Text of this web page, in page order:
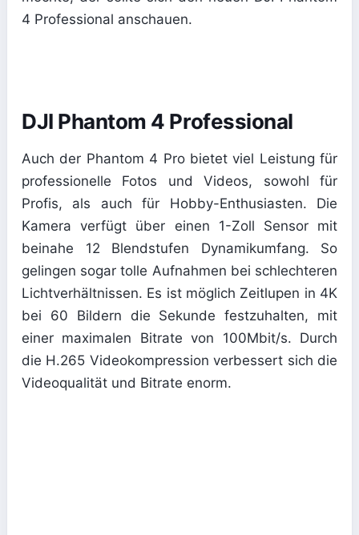
4 Professional anschauen.
DJI Phantom 4 Professional
Auch der Phantom 4 Pro bietet viel Leistung für
professionelle Fotos und Videos, sowohl für
Profis, als auch für Hobby-Enthusiasten. Die
Kamera verfügt über einen 1-Zoll Sensor mit
beinahe 12 Blendstufen Dynamikumfang. So
gelingen sogar tolle Aufnahmen bei schlechteren
Lichtverhältnissen. Es ist möglich Zeitlupen in 4K
bei 60 Bildern die Sekunde festzuhalten, mit
einer maximalen Bitrate von 100Mbit/s. Durch
die H.265 Videokompression verbessert sich die
Videoqualität und Bitrate enorm.